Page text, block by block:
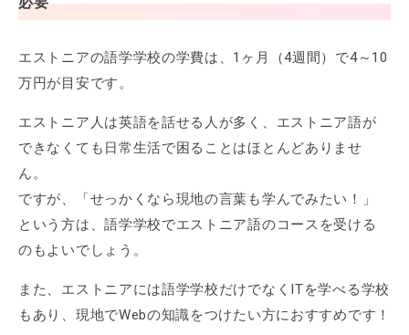
エストニアの語学学校の学費は、1ヶ月（4週間）で4～10
万円が目安です。
エストニア人は英語を話せる人が多く、エストニア語が
できなくても日常生活で困ることはほとんどありませ
ん。
ですが、「せっかくなら現地の言葉も学んでみたい！」
という方は、語学学校でエストニア語のコースを受ける
のもよいでしょう。
また、エストニアには語学学校だけでなくITを学べる学校
もあり、現地でWebの知識をつけたい方におすすめです！